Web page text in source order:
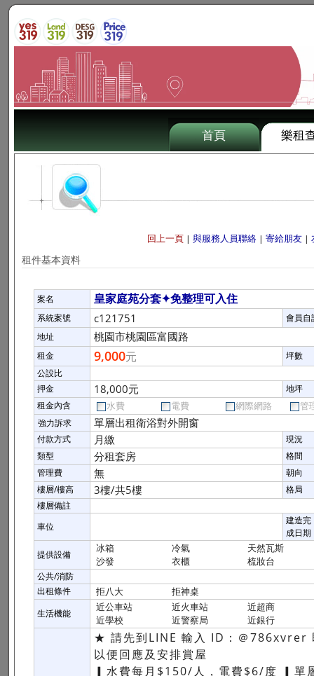
首頁 樂租
回上一頁 | 與服務人員聯絡 | 寄給朋友 |
租件基本資料
案名 皇家庭苑分套✦免整理可入住
系統案號 c121751
會員自
地址
桃園市桃園區富國路
租金 9,000元
坪數
公設比
押金
18,000元
地坪
租金內含
水費 電費 網際網路 管
強力訴求 單層出租衛浴對外開窗
付款方式 月繳
現況
類型
分租套房
格間
管理費
無
朝向
樓層/樓高
3樓/共5樓
格局
樓層備註
車位
建造完
成日期
提供設備
冰箱 冷氣
天然瓦斯
沙發
衣櫃 梳妝台
公共/消防
出租條件
拒八大 拒神桌
生活機能
近公車站 近火車站
近超商
近學校
近警察局 近銀行
★ 請先到LINE 輸入 ID：＠786xvrer
以便回應及安排賞屋
▎水費每月$150/人，電費$6/度 ▎單